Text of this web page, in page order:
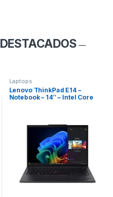
DESTACADOS —
Laptops
Lenovo ThinkPad E14 –
Notebook – 14″ – Intel Core
Windows 11 Pro